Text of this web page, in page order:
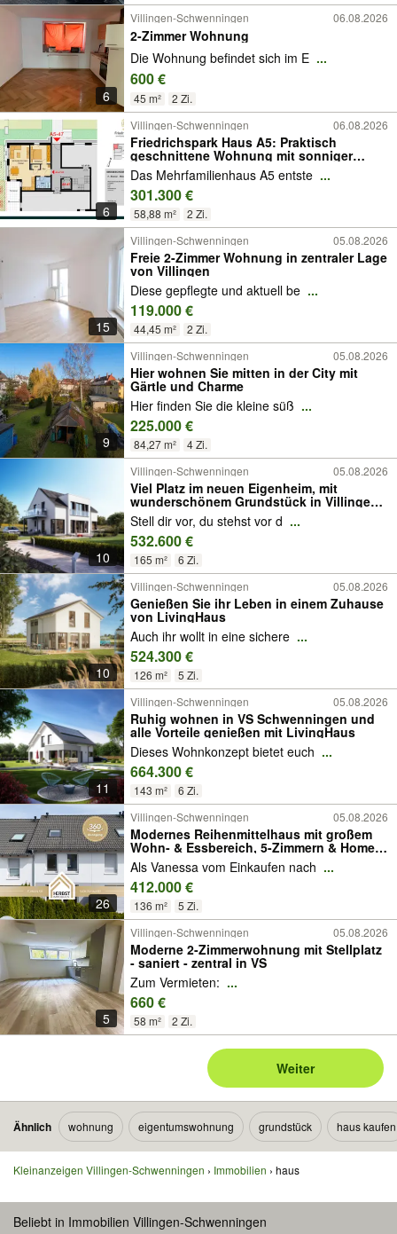
6
Villingen-Schwenningen 06.08.2026
2-Zimmer Wohnung
Die Wohnung befindet sich im E ...
600 €
45 m² 2 Zi.
6
Villingen-Schwenningen 06.08.2026
Friedrichspark Haus A5: Praktisch
geschnittene Wohnung mit sonniger
West-Terrasse und kleinem Garten
Das Mehrfamilienhaus A5 entste ...
301.300 €
58,88 m² 2 Zi.
15
Villingen-Schwenningen 05.08.2026
Freie 2-Zimmer Wohnung in zentraler Lage
von Villingen
Diese gepflegte und aktuell be ...
119.000 €
44,45 m² 2 Zi.
9
Villingen-Schwenningen 05.08.2026
Hier wohnen Sie mitten in der City mit
Gärtle und Charme
Hier finden Sie die kleine süß ...
225.000 €
84,27 m² 4 Zi.
10
Villingen-Schwenningen 05.08.2026
Viel Platz im neuen Eigenheim, mit
wunderschönem Grundstück in Villingen
Pfaffenweiler
Stell dir vor, du stehst vor d ...
532.600 €
165 m² 6 Zi.
10
Villingen-Schwenningen 05.08.2026
Genießen Sie ihr Leben in einem Zuhause
von LivingHaus
Auch ihr wollt in eine sichere ...
524.300 €
126 m² 5 Zi.
11
Villingen-Schwenningen 05.08.2026
Ruhig wohnen in VS Schwenningen und
alle Vorteile genießen mit LivingHaus
Dieses Wohnkonzept bietet euch ...
664.300 €
143 m² 6 Zi.
26
Villingen-Schwenningen 05.08.2026
Modernes Reihenmittelhaus mit großem
Wohn- & Essbereich, 5-Zimmern & Home-
Office Option
Als Vanessa vom Einkaufen nach ...
412.000 €
136 m² 5 Zi.
5
Villingen-Schwenningen 05.08.2026
Moderne 2-Zimmerwohnung mit Stellplatz
- saniert - zentral in VS
Zum Vermieten: ...
660 €
58 m² 2 Zi.
Weiter
Ähnlich wohnung eigentumswohnung grundstück haus kaufen
Kleinanzeigen Villingen-Schwenningen Immobilien haus
Beliebt in Immobilien Villingen-Schwenningen